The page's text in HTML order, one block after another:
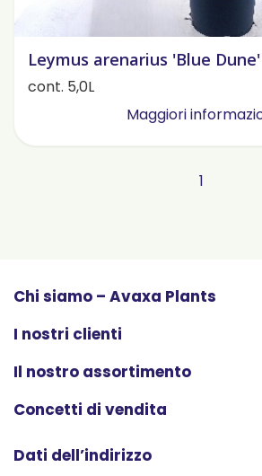
Leymus arenarius 'Blue Dune'
cont. 5,0L
Maggiori
1
Chi siamo – Avaxa Plants
I nostri clienti
Il nostro assortimento
Concetti di vendita
Dati dell’indirizzo